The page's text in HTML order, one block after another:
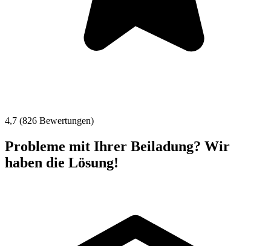
4,7 (826 Bewertungen)
Probleme mit Ihrer Beiladung? Wir
haben die Lösung!